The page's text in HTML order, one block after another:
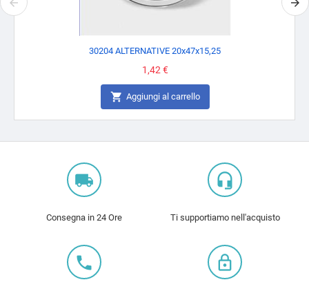
30204 ALTERNATIVE 20x47x15,25
Prezzo
1,42 €
 Aggiungi al carrello
local_shipping
Consegna in 24 Ore
headset_mic
Ti supportiamo nell'acquisto
local_phone lock_outline